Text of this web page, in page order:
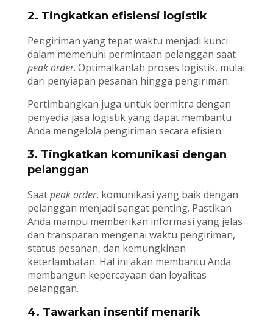
2. Tingkatkan efisiensi logistik
Pengiriman yang tepat waktu menjadi kunci
dalam memenuhi permintaan pelanggan saat
peak order. Optimalkanlah proses logistik, mulai
dari penyiapan pesanan hingga pengiriman.
Pertimbangkan juga untuk bermitra dengan
penyedia jasa logistik yang dapat membantu
Anda mengelola pengiriman secara efisien.
3. Tingkatkan komunikasi dengan
pelanggan
Saatpeak order, komunikasi yang baik dengan
pelanggan menjadi sangat penting. Pastikan
Anda mampu memberikan informasi yang jelas
dan transparan mengenai waktu pengiriman,
status pesanan, dan kemungkinan
keterlambatan. Hal ini akan membantu Anda
membangun kepercayaan dan loyalitas
pelanggan.
4. Tawarkan insentif menarik